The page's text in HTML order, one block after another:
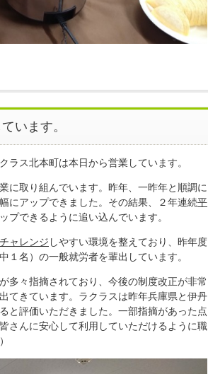
います。
ラス北本町は本日から営業しています。
に取り組んでいます。昨年、一昨年と順調に
にアップできました。その結果、２年連続平
プできるように追い込んでいます。
ャレンジ しやすい環境を整えており、昨年度
１名）の一般就労者を輩出しています。
が多々指摘されており、今後の制度改正が非常
てきています。ラクラスは昨年兵庫県と伊丹
と評価いただきました。一部指摘があった点
さんに安心して利用していただけるように職